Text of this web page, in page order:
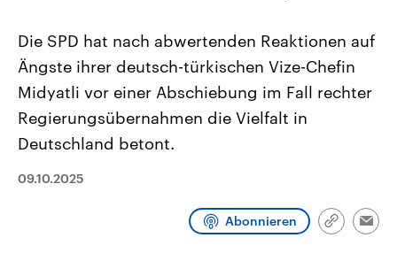
Landtagswahl Sachsen-Anhalt
2026
Alle Informationen
Sachsen-Anhalt wählt am 6.
September 2026 einen neuen
CDU, SPD und FDP regiert.-
Wahlprogramme, aktuelle Berichte
und Hintergründe zu den Parteien
USA
Aktuelle Beiträge,
Hintergründe
Wirtschaftlich und
Programm Podcasts
Die SPD hat nach abwertenden Reaktionen auf
Ängste ihrer deutsch-türkischen Vize-Chefin
Midyatli vor einer Abschiebung im Fall rechter
Regierungsübernahmen die Vielfalt in
Deutschland betont.
09.10.2025
Abonnieren
Link